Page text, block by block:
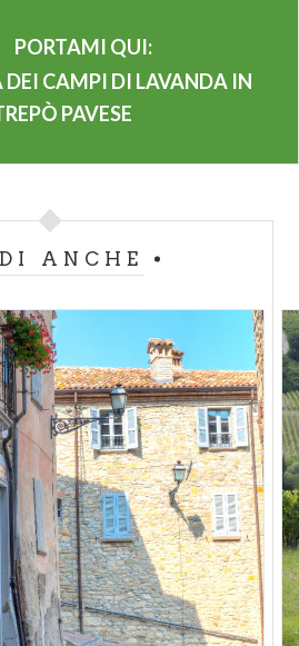
PORTAMI QUI:
DEI CAMPI DI LAVANDA IN
PAVESE
ANCHE